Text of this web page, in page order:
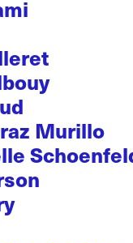
Murillo